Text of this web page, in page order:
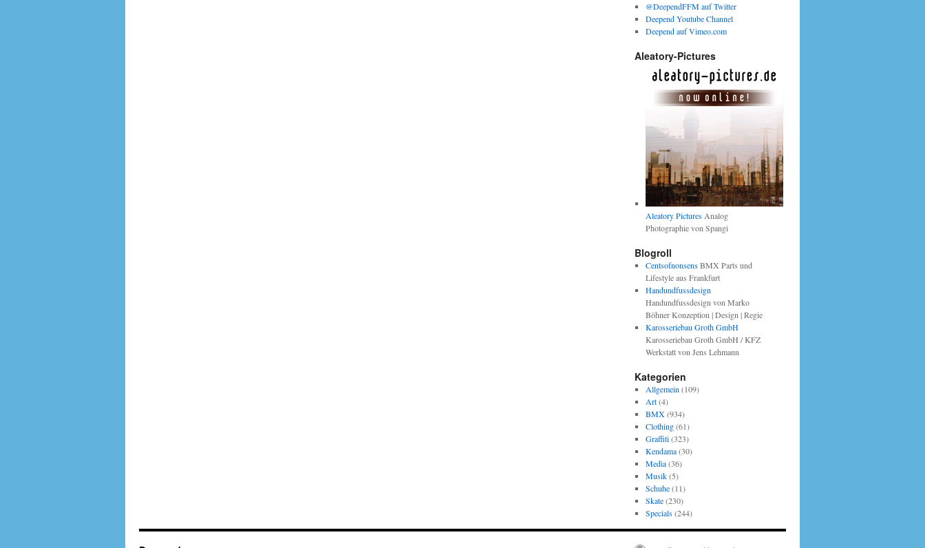
@DeependFFM auf Twitter
Deepend Youtube Channel
Deepend auf Vimeo.com
Aleatory-Pictures
Aleatory PicturesAnalog
Photographie von Spangi
Blogroll
CentsofnonsensBMX Parts und
Lifestyle aus Frankfurt
Handundfussdesign
Handundfussdesign von Marko
Böhner Konzeption | Design | Regie
Karosseriebau Groth GmbH
Karosseriebau Groth GmbH / KFZ
Werkstatt von Jens Lehmann
Kategorien
Allgemein (109)
Art(4)
BMX(934)
Clothing(61)
Graffiti(323)
Kendama(30)
Media(36)
Musik(5)
Schuhe(11)
Skate(230)
Specials(244)